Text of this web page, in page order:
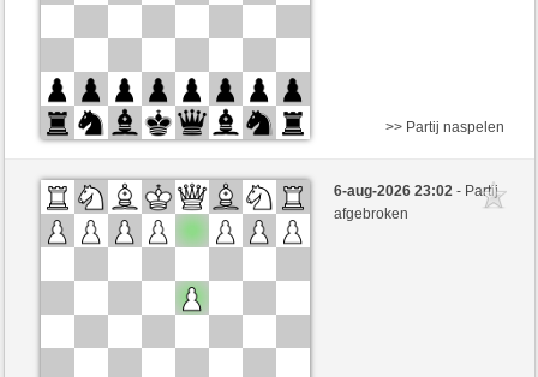
Wit
peter2905 (1676)
Zwart
RubiusAndorra (1581)
>> Partij naspelen
6-aug-2026 23:02- Partij
afgebroken